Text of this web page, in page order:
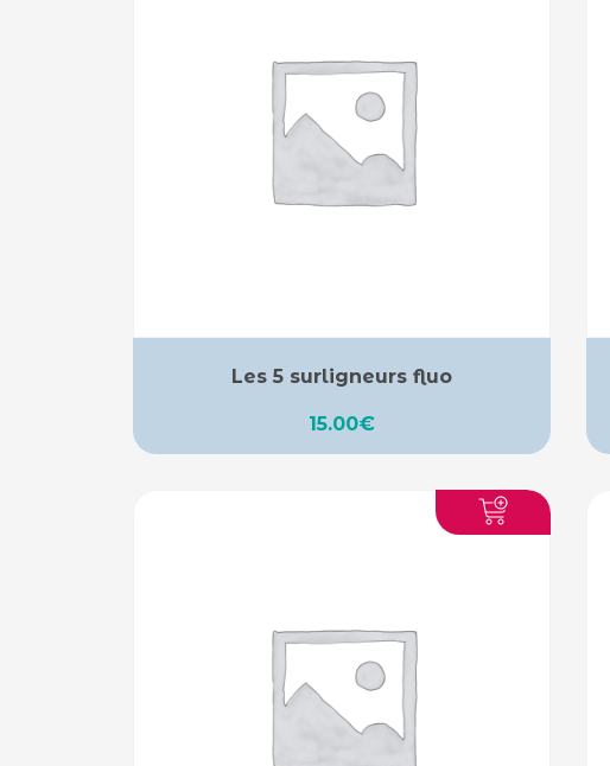
Les 5 surligneurs fluo
15.00€